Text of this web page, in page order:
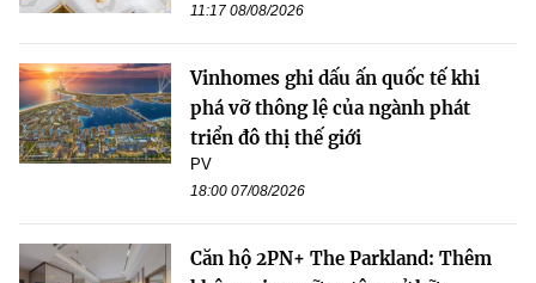
11:17 08/08/2026
Vinhomes ghi dấu ấn quốc tế khi
phá vỡ thông lệ của ngành phát
triển đô thị thế giới
PV
18:00 07/08/2026
Căn hộ 2PN+ The Parkland: Thêm